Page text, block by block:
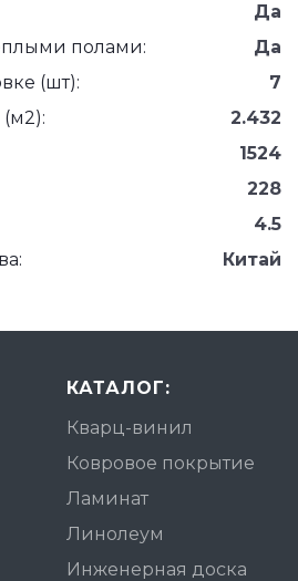
Да
полами:
Да
(шт):
7
2.432
1524
228
4.5
Китай
КАТАЛОГ:
Кварц-винил
Ковровое покрытие
Ламинат
Линолеум
Инженерная доска